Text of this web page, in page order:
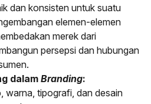
dan konsisten untuk suatu
elemen-elemen
merek dari
persepsi dan hubungan
dalam Branding:
warna, tipografi, dan desain